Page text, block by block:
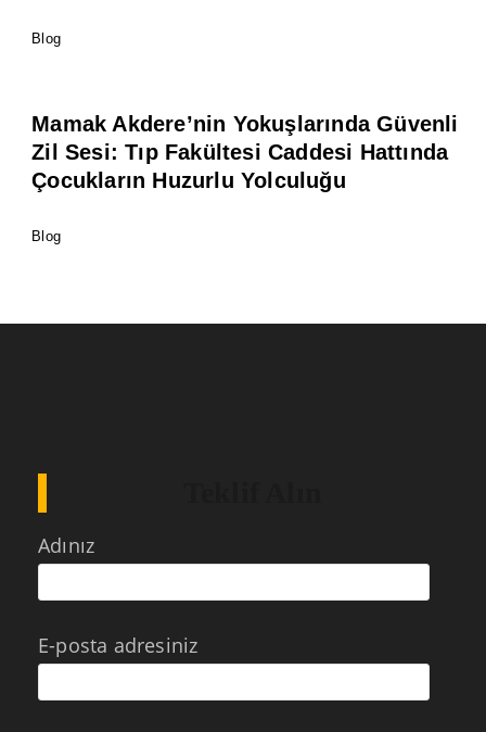
Blog
Mamak Akdere’nin Yokuşlarında Güvenli
Zil Sesi: Tıp Fakültesi Caddesi Hattında
Çocukların Huzurlu Yolculuğu
Blog
Adınız
E-posta adresiniz